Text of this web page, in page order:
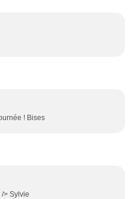
! Bises
> Sylvie